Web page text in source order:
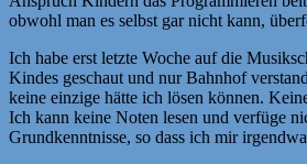
obwohl man es selbst gar nicht kann,
Ich habe erst letzte Woche auf die
Kindes geschaut und nur Bahnhof
keine einzige hätte ich lösen können.
Ich kann keine Noten lesen und verfüge
Grundkenntnisse, so dass ich mir